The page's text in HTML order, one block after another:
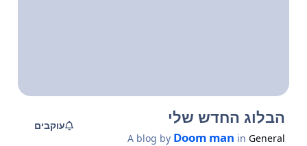
הבלוג החדש שלי
A blog by Doom man in General
עוקבים